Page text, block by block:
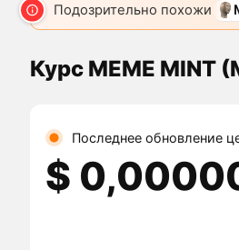
Подозрительно похожи
Курс MEME MINT
Последнее обновление
$